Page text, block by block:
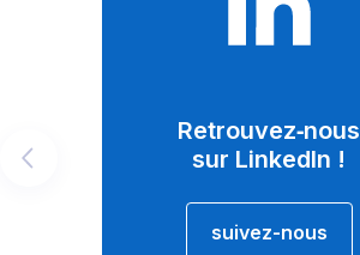
Retrouvez‑nous
sur LinkedIn !
suivez-nous
Précédent